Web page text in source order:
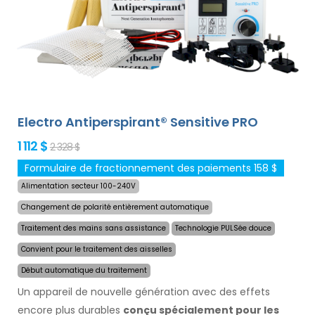
adaptateurs optionnels de notre offre. Le prix du produit
inclut déjà une livraison express dans le monde
entier et une garantie de remboursement en cas
d`insatisfaction. Les instructions d`utilisation sont dans
votre langue.
Electro Antiperspirant® Sensitive PRO
1 112 $ 2 328 $
Formulaire de fractionnement des paiements 158 $
Alimentation secteur 100-240V
Changement de polarité entièrement automatique
Traitement des mains sans assistance
Technologie PULSée douce
Convient pour le traitement des aisselles
Début automatique du traitement
Un appareil de nouvelle génération avec des effets
encore plus durables conçu spécialement pour les